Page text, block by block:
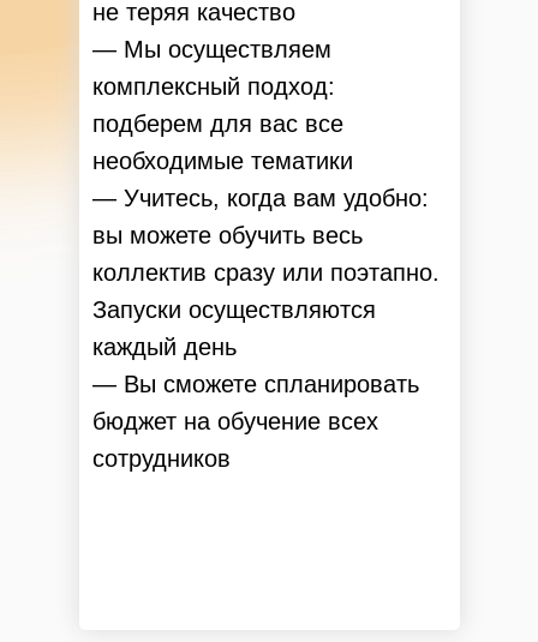
не теряя качество
— Мы осуществляем
комплексный подход:
подберем для вас все
необходимые тематики
— Учитесь, когда вам удобно:
вы можете обучить весь
коллектив сразу или поэтапно.
Запуски осуществляются
каждый день
— Вы сможете спланировать
бюджет на обучение всех
сотрудников